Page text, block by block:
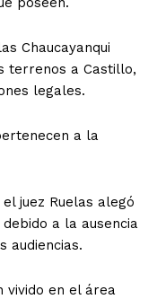
Chaucayanqui
terrenos a Castillo,
legales.
a la
juez Ruelas alegó
a la ausencia
audiencias.
vivido en el área